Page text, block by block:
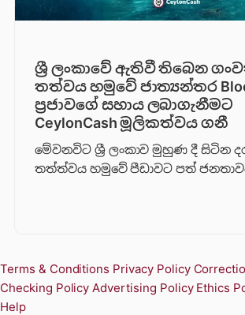
ශ්‍රී ලංකාවේ ඇතිවී තිබෙන
තත්වය හමුවේ ජාත්‍යන්තර
ප්‍රජාවගේ සහාය ලබාගැනීමට
CeylonCash මූලිකත්වය ග​නී
මේවනවිට ශ්‍රී ලංකාව මුහුණ දී සිටින
තත්ත්වය හමුවේ පීඩාවට පත්
Terms & Conditions Privacy Policy
Checking Policy Advertising Policy Ethics
Help